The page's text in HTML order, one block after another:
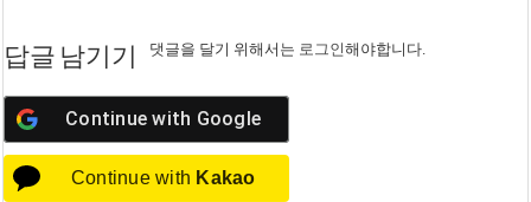
답글 남기기 댓글을 달기 위해서는 로그인해야합니다.
Continue with Google
Continue with Kakao